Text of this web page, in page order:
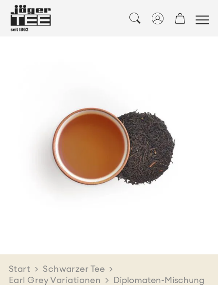
Start > Schwarzer Tee >
Earl Grey Variationen > Diplomaten-Mischung